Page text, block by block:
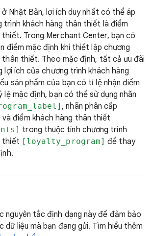
ở Nhật Bản, lợi ích duy nhất có thể áp
trình khách hàng thân thiết là điểm
thiết. Trong Merchant Center, bạn có
điểm mặc định khi thiết lập chương
thân thiết. Theo mặc định, tất cả ưu đãi
lợi ích của chương trình khách hàng
sản phẩm của bạn có tỉ lệ nhận điểm
lệ mặc định, bạn có thể sử dụng nhãn
, nhãn phân cấp
và điểm khách hàng thân thiết
trong thuộc tính chương trình
thiết [loyalty_program] để thay
nguyên tắc định dạng này để đảm bảo
dữ liệu mà bạn đang gửi. Tìm hiểu thêm